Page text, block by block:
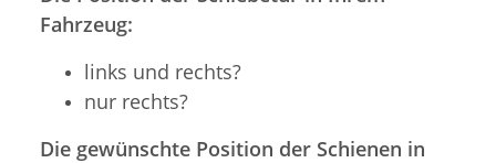
Fahrzeug:
links und rechts?
nur rechts?
Die gewünschte Position der Schienen in